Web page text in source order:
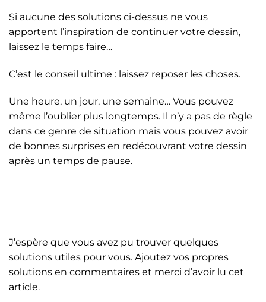
Si aucune des solutions ci-dessus ne vous
apportent l’inspiration de continuer votre dessin,
laissez le temps faire…
C’est le conseil ultime : laissez reposer les choses.
Une heure, un jour, une semaine… Vous pouvez
même l’oublier plus longtemps. Il n’y a pas de règle
dans ce genre de situation mais vous pouvez avoir
de bonnes surprises en redécouvrant votre dessin
après un temps de pause.
J’espère que vous avez pu trouver quelques
solutions utiles pour vous. Ajoutez vos propres
solutions en commentaires et merci d’avoir lu cet
article.